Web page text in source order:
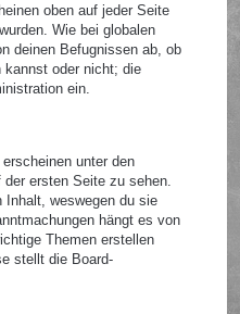
oben auf jeder Seite
Wie bei globalen
deinen Befugnissen ab, ob
kannst oder nicht; die
ein.
unter den
ersten Seite zu sehen.
Inhalt, weswegen du sie
hängt es von
Themen erstellen
stellt die Board-